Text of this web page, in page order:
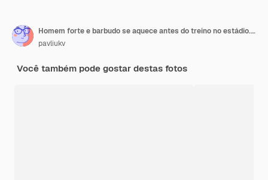
Homem forte e barbudo se aquece antes do treino no estádio. Espaço para texto
pavliukv
Você também pode gostar destas fotos